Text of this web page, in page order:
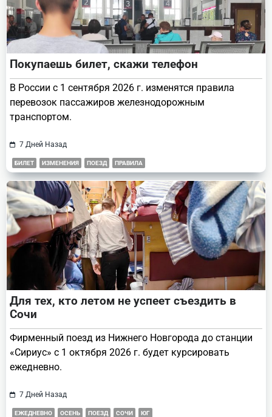
Покупаешь билет, скажи телефон
В России с 1 сентября 2026 г. изменятся правила
перевозок пассажиров железнодорожным
транспортом.
7 Дней Назад
БИЛЕТ ИЗМЕНЕНИЯ ПОЕЗД ПРАВИЛА
Для тех, кто летом не успеет съездить в
Сочи
Фирменный поезд из Нижнего Новгорода до станции
«Сириус» с 1 октября 2026 г. будет курсировать
ежедневно.
7 Дней Назад
ЕЖЕДНЕВНО ОСЕНЬ ПОЕЗД СОЧИ ЮГ